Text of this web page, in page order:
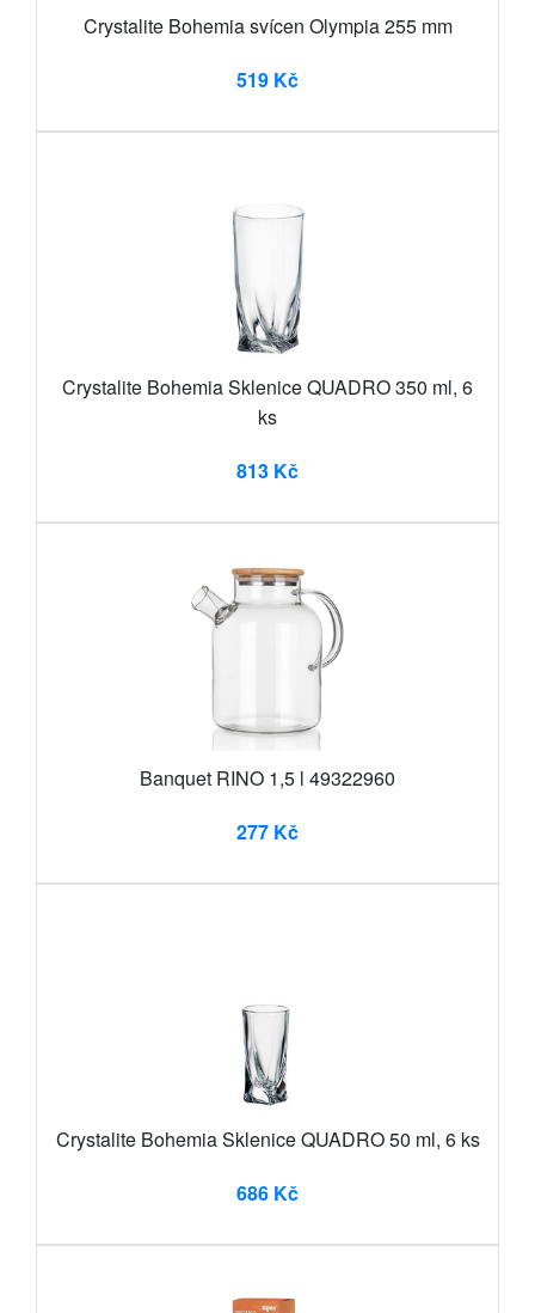
Crystalite Bohemia svícen Olympia 255 mm
519 Kč
Crystalite Bohemia Sklenice QUADRO 350 ml, 6
ks
813 Kč
Banquet RINO 1,5 l 49322960
277 Kč
Crystalite Bohemia Sklenice QUADRO 50 ml, 6 ks
686 Kč